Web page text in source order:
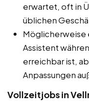
erwartet, oft in
üblichen
Möglicherweise
Assistent
erreichbar ist,
Anpassungen
Vollzeitjobs in